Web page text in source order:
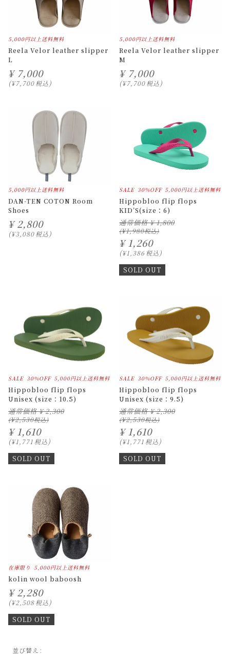
5,000円以上送料無料
Reela Velor leather slipper
L
¥ 7,000
¥7,700税込
5,000円以上送料無料
Reela Velor leather slipper
M
¥ 7,000
¥7,700税込
5,000円以上送料無料
DAN-TEN COTON Room
Shoes
¥ 2,800
¥3,080税込
SALE 30%OFF 5,000円以上送料無料
Hippobloo flip flops
KID’S(size：6)
通常価格 ¥ 1,800
¥1,980
¥ 1,260
¥1,386税込
SOLD OUT
SALE 30%OFF 5,000円以上送料無料
Hippobloo flip flops
Unisex (size：10.5)
通常価格 ¥ 2,300
¥2,530
¥ 1,610
¥1,771 税込
SOLD OUT
SALE 30%OFF 5,000円以上送料無料
Hippobloo flip flops
Unisex (size：9.5)
通常価格 ¥ 2,300
¥2,530
¥ 1,610
¥1,771 税込
SOLD OUT
在庫限り 5,000円以上送料無料
kolin wool baboosh
¥ 2,280
¥2,508税込
SOLD OUT
並び替え